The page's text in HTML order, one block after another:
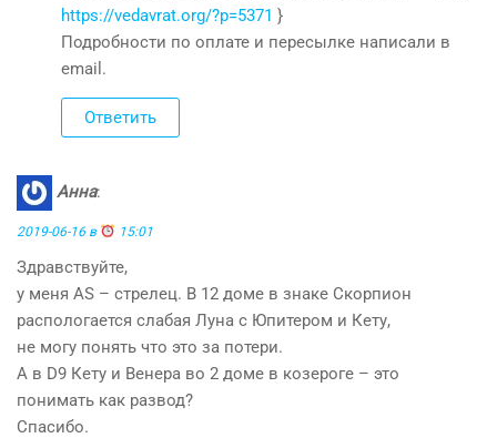
https://vedavrat.org/?p=5371 }
Подробности по оплате и пересылке написали в
email.
Ответить
Анна:
2019-06-16 в 15:01
Здравствуйте,
у меня АS – стрелец. В 12 доме в знаке Скорпион
распологается слабая Луна с Юпитером и Кету,
не могу понять что это за потери.
А в D9 Кету и Венера во 2 доме в козероге – это
понимать как развод?
Спасибо.